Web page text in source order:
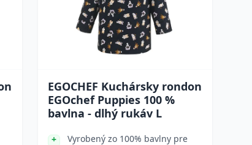
EGOCHEF Kuchársky rondon
EGOchef Puppies 100 %
bavlna - dlhý rukáv L
Vyrobený zo 100% bavlny pre